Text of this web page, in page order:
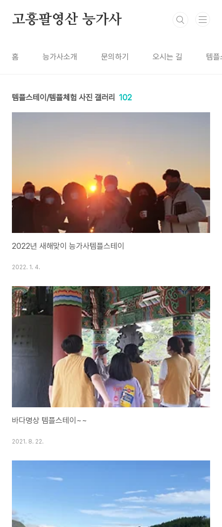
고흥팔영산 능가사
홈 능가사소개 문의하기 오시는 길 템
템플스테이/템플체험 사진 갤러리 102
2022년 새해맞이 능가사템플스테이
2022. 1. 4.
바다명상 템플스테이~~
2021. 8. 22.